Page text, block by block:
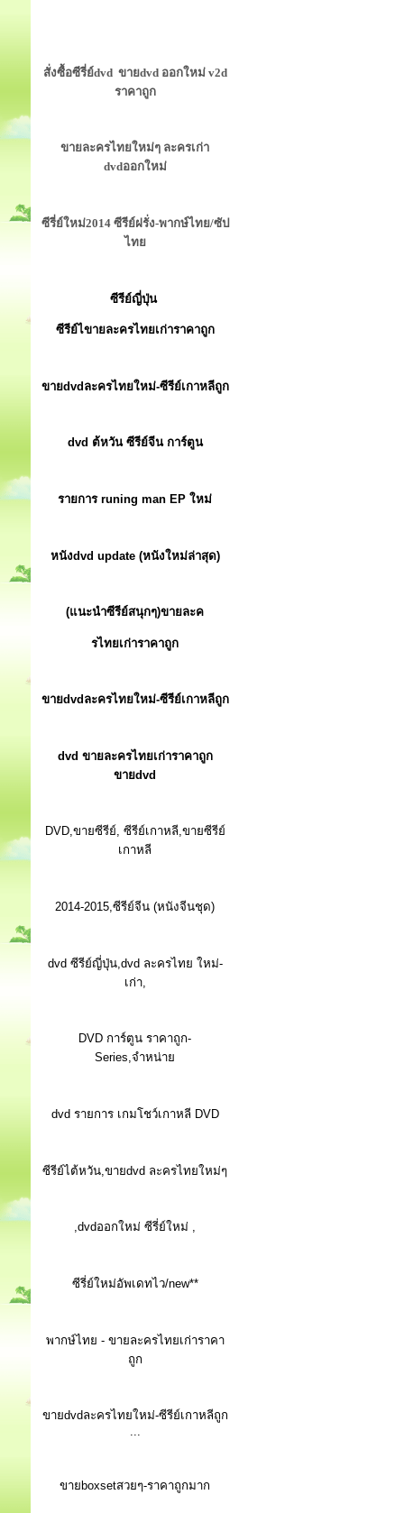
สั่งซื้อซีรี่ย์dvd ขายdvd ออกใหม่ v2d
ราคาถูก
ขายละครไทยใหม่ๆ ละครเก่า
dvdออกใหม่
ซีรี่ย์ใหม่2014 ซีรีย์ฝรั่ง-พากษ์ไทย/ซัป
ไทย
ซีรีย์ญี่ปุ่น
ซีรีย์ไขายละครไทยเก่าราคาถูก
ขายdvdละครไทยใหม่-ซีรีย์เกาหลีถูก
dvd ต้หวัน ซีรีย์จีน การ์ตูน
รายการ runing man EP ใหม่
หนังdvd update (หนังใหม่ล่าสุด)
(แนะนำซีรีย์สนุกๆ)ขายละค
รไทยเก่าราคาถูก
ขายdvdละครไทยใหม่-ซีรีย์เกาหลีถูก
dvd ขายละครไทยเก่าราคาถูก
ขายdvd
DVD,ขายซีรีย์, ซีรีย์เกาหลี,ขายซีรีย์
เกาหลี
2014-2015,ซีรีย์จีน (หนังจีนชุด)
dvd ซีรีย์ญี่ปุ่น,dvd ละครไทย ใหม่-
เก่า,
DVD การ์ตูน ราคาถูก-
Series,จำหน่าย
dvd รายการ เกมโชว์เกาหลี DVD
ซีรีย์ไต้หวัน,ขายdvd ละครไทยใหม่ๆ
,dvdออกใหม่ ซีรี่ย์ใหม่ ,
ซีรี่ย์ใหม่อัพเดทไว/new**
พากษ์ไทย - ขายละครไทยเก่าราคา
ถูก
ขายdvdละครไทยใหม่-ซีรีย์เกาหลีถูก
...
ขายboxsetสวยๆ-ราคาถูกมาก